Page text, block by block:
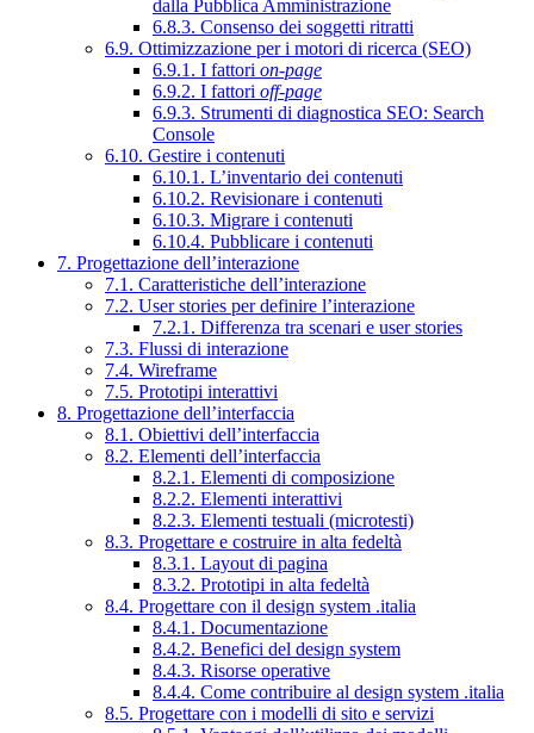
dalla Pubblica Amministrazione
6.8.3. Consenso dei soggetti ritratti
6.9. Ottimizzazione per i motori di ricerca (SEO)
6.9.1. I fattori on-page
6.9.2. I fattori off-page
6.9.3. Strumenti di diagnostica SEO: Search
Console
6.10. Gestire i contenuti
6.10.1. L’inventario dei contenuti
6.10.2. Revisionare i contenuti
6.10.3. Migrare i contenuti
6.10.4. Pubblicare i contenuti
7. Progettazione dell’interazione
7.1. Caratteristiche dell’interazione
7.2. User stories per definire l’interazione
7.2.1. Differenza tra scenari e user stories
7.3. Flussi di interazione
7.4. Wireframe
7.5. Prototipi interattivi
8. Progettazione dell’interfaccia
8.1. Obiettivi dell’interfaccia
8.2. Elementi dell’interfaccia
8.2.1. Elementi di composizione
8.2.2. Elementi interattivi
8.2.3. Elementi testuali (microtesti)
8.3. Progettare e costruire in alta fedeltà
8.3.1. Layout di pagina
8.3.2. Prototipi in alta fedeltà
8.4. Progettare con il design system .italia
8.4.1. Documentazione
8.4.2. Benefici del design system
8.4.3. Risorse operative
8.4.4. Come contribuire al design system .italia
8.5. Progettare con i modelli di sito e servizi